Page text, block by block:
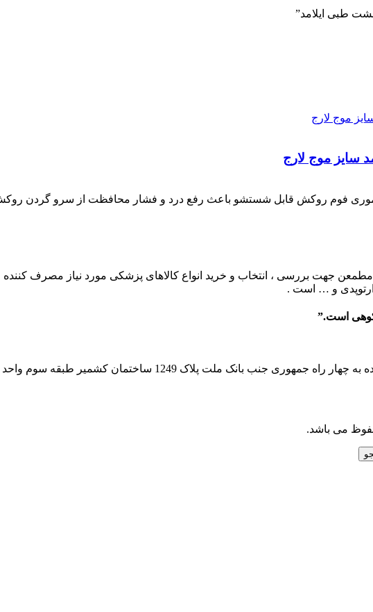
طبی ایلامد”
سایز موج لارج
جهت بررسی ، انتخاب و خرید انواع کالاهای پزشکی مورد نیاز مصرف کننده
و … است .
است.”
جنب بانک ملت پلاک 1249 ساختمان کشمیر طبقه سوم واحد 2
می باشد.